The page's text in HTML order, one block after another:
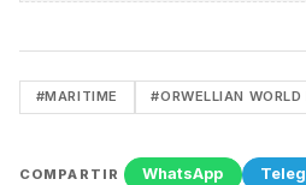
#MARITIME #ORWELLIAN WORLD
COMPARTIR WhatsApp